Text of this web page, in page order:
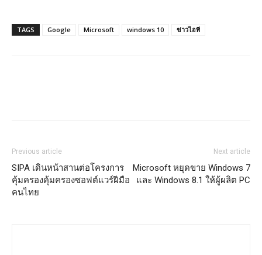
TAGS Google Microsoft windows 10 ข่าวไอที
Previous article
SIPA เดินหน้าสานต่อโครงการ
คุ้มครองคุ้มครองซอฟต์แวร์ฝีมือ
คนไทย
Next article
Microsoft หยุดขาย Windows 7
และ Windows 8.1 ให้ผู้ผลิต PC